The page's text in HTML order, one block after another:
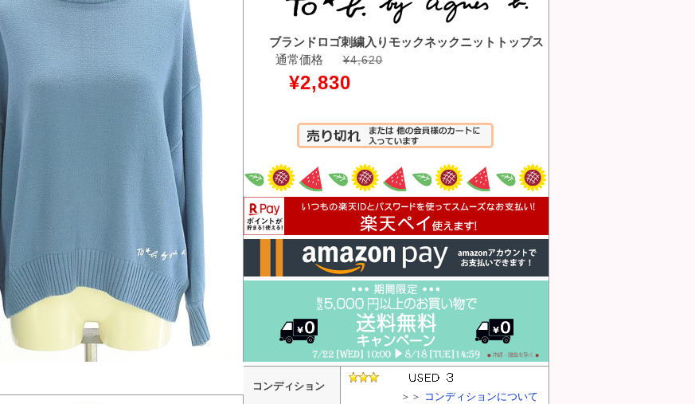
ブランドロゴ刺繍入りモックネックニットトップス
通常価格
¥4,620
¥2,830
カートへ入れる
コンディション
＞＞ コンディションについて